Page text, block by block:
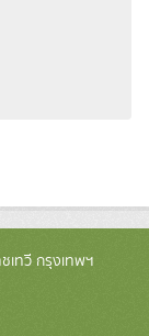
เทวี กรุงเทพฯ